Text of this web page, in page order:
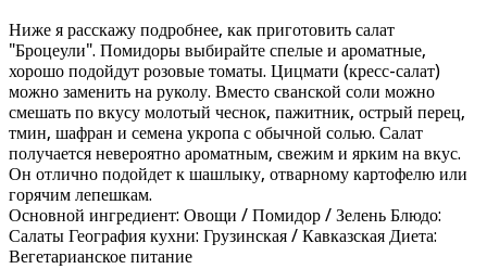
Ниже я расскажу подробнее, как приготовить салат
"Броцеули". Помидоры выбирайте спелые и ароматные,
хорошо подойдут розовые томаты. Цицмати (кресс-салат)
можно заменить на руколу. Вместо сванской соли можно
смешать по вкусу молотый чеснок, пажитник, острый перец,
тмин, шафран и семена укропа с обычной солью. Салат
получается невероятно ароматным, свежим и ярким на вкус.
Он отлично подойдет к шашлыку, отварному картофелю или
горячим лепешкам.
Основной ингредиент: Овощи / Помидор / Зелень Блюдо:
Салаты География кухни: Грузинская / Кавказская Диета:
Вегетарианское питание